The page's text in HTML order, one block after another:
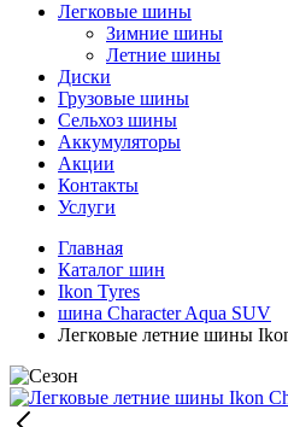
Легковые шины
Зимние шины
Летние шины
Диски
Грузовые шины
Сельхоз шины
Аккумуляторы
Акции
Контакты
Услуги
Главная
Каталог шин
Ikon Tyres
шина Character Aqua SUV
Легковые летние шины